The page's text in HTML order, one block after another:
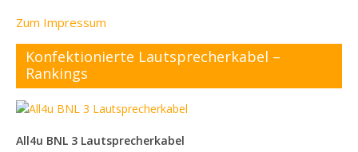
Zum Impressum
Konfektionierte Lautsprecherkabel –
Rankings
All4u BNL 3 Lautsprecherkabel